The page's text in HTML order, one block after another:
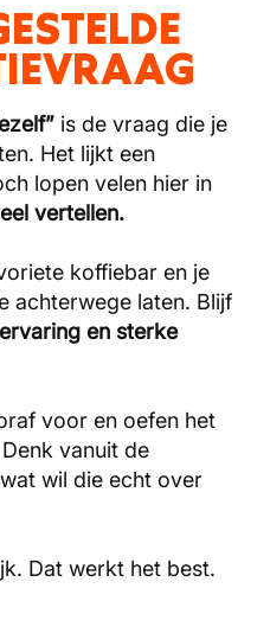
is de vraag die je
Het lijkt een
lopen velen hier in
vertellen.
koffiebar en je
achterwege laten. Blijf
ervaring en sterke
voor en oefen het
vanuit de
wil die echt over
Dat werkt het best.